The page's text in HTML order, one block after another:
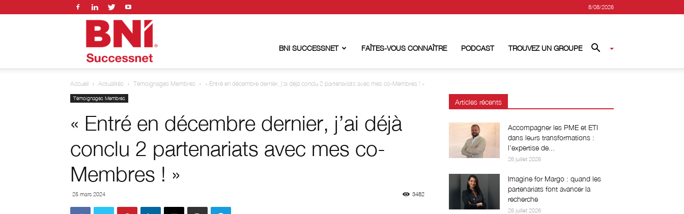
8/08/2026
BNI SUCCESSNET FAÎTES-VOUS CONNAÎTRE PODCAST TROUVEZ UN GROUPE
Accueil Actualités Témoignages Membres « Entré en décembre dernier, j’ai déjà conclu 2 partenariats avec mes co-Membres ! »
Témoignages Membres
« Entré en décembre dernier, j’ai déjà
conclu 2 partenariats avec mes co-
Membres ! »
25 mars 2024 3482
Articles récents
Accompagner les PME et ETI
dans leurs transformations :
l’expertise de...
26 juillet 2026
Imagine for Margo : quand les
partenariats font avancer la
recherche
26 juillet 2026